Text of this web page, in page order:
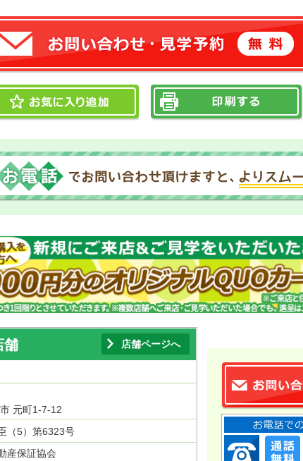
舗 店舗ページへ
元町1-7-12
（5）第6323号
産保証協会